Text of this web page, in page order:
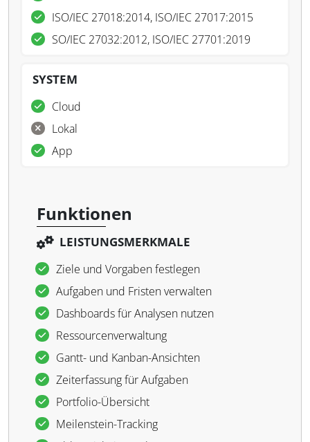
ISO/IEC 27018:2014, ISO/IEC 27017:2015
SO/IEC 27032:2012, ISO/IEC 27701:2019
SYSTEM
Cloud
Lokal
App
Funktionen
LEISTUNGSMERKMALE
Ziele und Vorgaben festlegen
Aufgaben und Fristen verwalten
Dashboards für Analysen nutzen
Ressourcenverwaltung
Gantt- und Kanban-Ansichten
Zeiterfassung für Aufgaben
Portfolio-Übersicht
Meilenstein-Tracking